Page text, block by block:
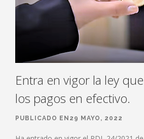
Entra en vigor la ley
los pagos en efectivo.
PUBLICADO EN29 MAYO, 2022